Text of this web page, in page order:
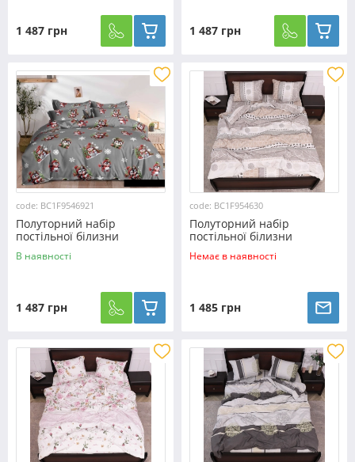
1 487 грн 1 487 грн
code: BC1F9546921
Полуторний набір
постільної білизни
150*220 з Фланелі
№9546921 Черешенька™
В наявності
1 487 грн
code: BC1F954630
Полуторний набір
постільної білизни
150*220 з Фланелі
№954630 Черешенка™
Немає в наявності
1 485 грн